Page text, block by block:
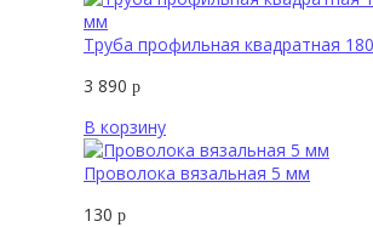
Труба профильная квадратная
3 890 р
В корзину
Проволока вязальная 5 мм
130 р